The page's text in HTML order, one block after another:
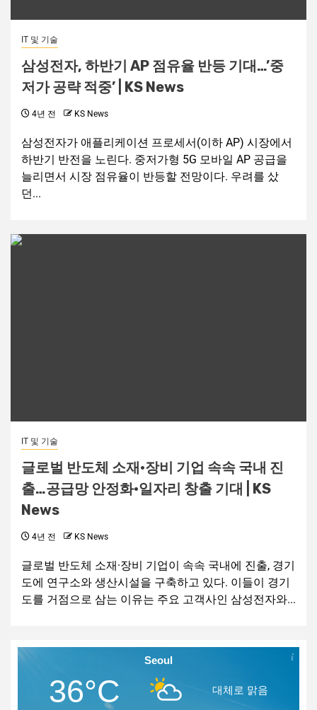
IT 및 기술
삼성전자, 하반기 AP 점유율 반등 기대…’중
저가 공략 적중’ | KS News
4년 전 KS News
삼성전자가 애플리케이션 프로세서(이하 AP) 시장에서
하반기 반전을 노린다. 중저가형 5G 모바일 AP 공급을
늘리면서 시장 점유율이 반등할 전망이다. 우려를 샀
던...
IT 및 기술
글로벌 반도체 소재·장비 기업 속속 국내 진
출…공급망 안정화·일자리 창출 기대 | KS
News
4년 전 KS News
글로벌 반도체 소재·장비 기업이 속속 국내에 진출, 경기
도에 연구소와 생산시설을 구축하고 있다. 이들이 경기
도를 거점으로 삼는 이유는 주요 고객사인 삼성전자와...
Seoul
36°C 대체로 맑음